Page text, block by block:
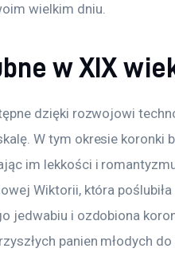
wielkim dniu.
w XIX
dzięki rozwojowi
W tym okresie koronki
im lekkości i
Wiktorii, która
jedwabiu i ozdobiona
panien młodych